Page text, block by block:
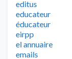
editus
educateur
éducateur
eirpp
el annuaire
emails